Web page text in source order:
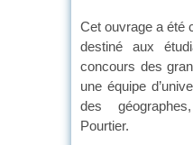
Cet ouvrage a été
destiné aux
concours des
une équipe
des
Pourtier.